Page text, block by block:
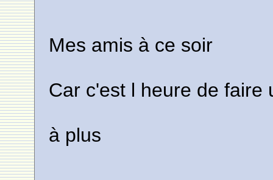
Mes amis à ce soir
Car c'est l heure de faire
à plus